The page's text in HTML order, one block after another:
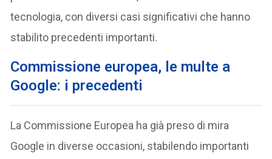
tecnologia, con diversi casi significativi che hanno
stabilito precedenti importanti.
Commissione europea, le multe a
Google: i precedenti
La Commissione Europea ha già preso di mira
Google in diverse occasioni, stabilendo importanti